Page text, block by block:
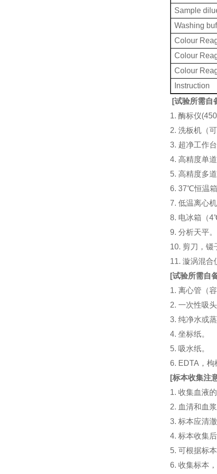
Sample
Washing
Colour
Colour
Colour
Instruction
[试验所需自
1. 酶标仪
2. 洗板机（
3. 超净工作
4. 高精度单
5. 高精度多
6. 37℃恒温
7. 低温离心
8. 电冰箱（
9. 分析天平。
10. 剪刀，镊
11. 漩涡混
[试验所需自
1. 离心管（
2. 一次性吸
3. 纯净水或
4. 坐标纸。
5. 吸水纸。
6. EDTA，
[标本收集注
1. 收集血液
2. 血清和血
3. 标本应清
4. 标本收集
5. 可根据标
6. 收集标本